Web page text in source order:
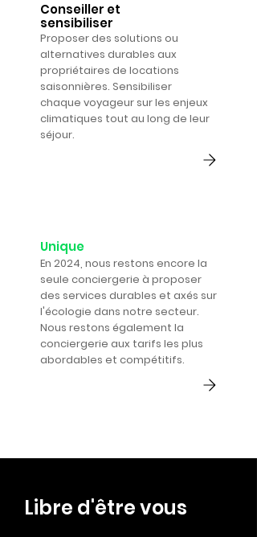
Conseiller et
sensibiliser
Proposer des solutions ou
alternatives durables aux
propriétaires de locations
saisonnières. Sensibiliser
chaque voyageur sur les enjeux
climatiques tout au long de leur
séjour.
Unique
En 2024, nous restons encore la
seule conciergerie à proposer
des services durables et axés sur
l'écologie dans notre secteur.
Nous restons également la
conciergerie aux tarifs les plus
abordables et compétitifs.
Libre d'être vous